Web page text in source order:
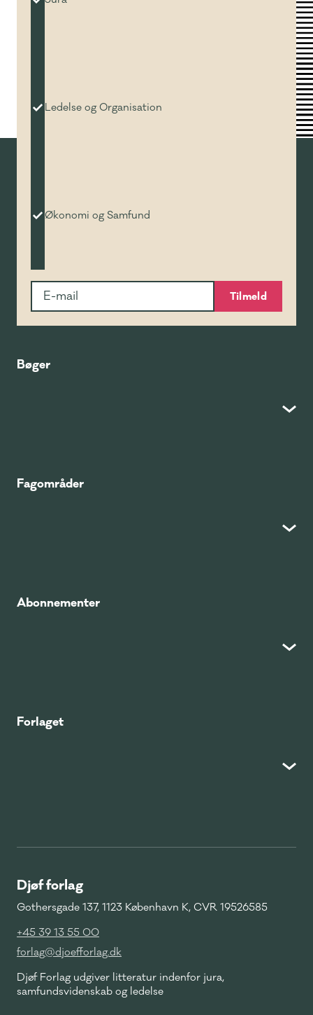
Ledelse og Organisation
Økonomi og Samfund
Tilmeld
Bøger
Fagområder
Abonnementer
Forlaget
Djøf forlag
Gothersgade 137, 1123 København K, CVR 19526585
+45 39 13 55 00
forlag@djoefforlag.dk
Djøf Forlag udgiver litteratur indenfor jura,
samfundsvidenskab og ledelse